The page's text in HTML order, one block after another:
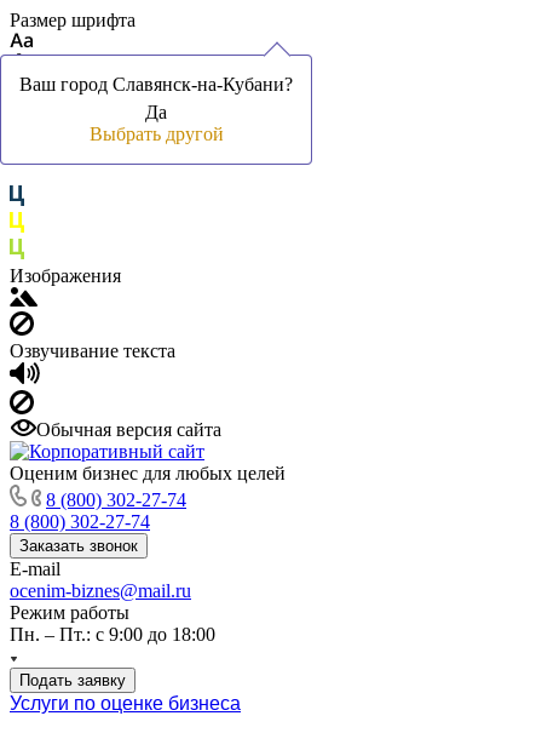
Размер шрифта
Цвет фона и шрифта
Изображения
Озвучивание текста
Обычная версия сайта
Оценим бизнес для любых целей
8 (800) 302-27-74
8 (800) 302-27-74
Заказать звонок
E-mail
ocenim-biznes@mail.ru
Режим работы
Пн. – Пт.: с 9:00 до 18:00
Подать заявку
Услуги по оценке бизнеса
Ваш город Славянск-на-Кубани?
Да
Выбрать другой
Ваш город Славянск-на-Кубани?
Да
Выбрать другой